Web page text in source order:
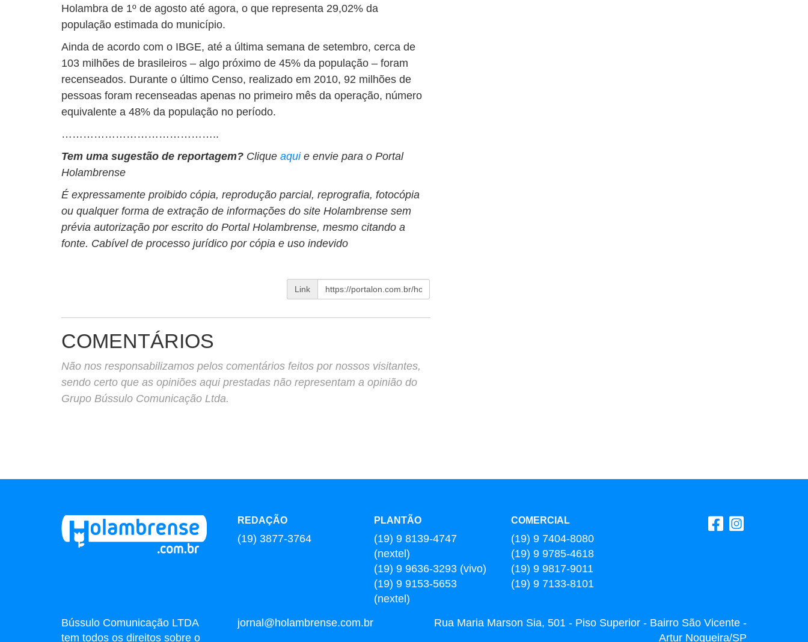
Holambra de 1º de agosto até agora, o que representa 29,02% da
população estimada do município.
Ainda de acordo com o IBGE, até a última semana de setembro, cerca de
103 milhões de brasileiros – algo próximo de 45% da população – foram
recenseados. Durante o último Censo, realizado em 2010, 92 milhões de
pessoas foram recenseadas apenas no primeiro mês da operação, número
equivalente a 48% da população no período.
……………………………………..
Tem uma sugestão de reportagem? Clique aqui e envie para o Portal
Holambrense
É expressamente proibido cópia, reprodução parcial, reprografia, fotocópia
ou qualquer forma de extração de informações do site Holambrense sem
prévia autorização por escrito do Portal Holambrense, mesmo citando a
fonte. Cabível de processo jurídico por cópia e uso indevido
Link
COMENTÁRIOS
Não nos responsabilizamos pelos comentários feitos por nossos visitantes,
sendo certo que as opiniões aqui prestadas não representam a opinião do
Grupo Bússulo Comunicação Ltda.
REDAÇÃO
(19) 3877-3764
PLANTÃO
(19) 9 8139-4747
(nextel)
(19) 9 9636-3293 (vivo)
(19) 9 9153-5653
(nextel)
COMERCIAL
(19) 9 7404-8080
(19) 9 9785-4618
(19) 9 9817-9011
(19) 9 7133-8101
Bússulo Comunicação LTDA
tem todos os direitos sobre o
jornal@holambrense.com.br
Rua Maria Marson Sia, 501 - Piso Superior - Bairro São Vicente -
Artur Nogueira/SP